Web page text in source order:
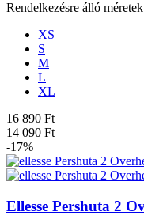
Rendelkezésre álló méretek
XS
S
M
L
XL
16 890 Ft
14 090 Ft
-17%
Ellesse Pershuta 2